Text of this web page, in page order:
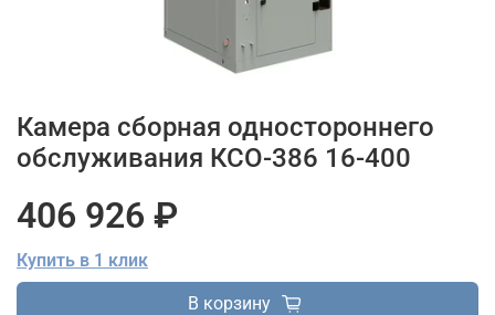
Камера сборная одностороннего
обслуживания КСО-386 16-400
406 926 ₽
Купить в 1 клик
В корзину